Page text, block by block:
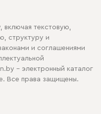
текстовую,
структуру и
и соглашениями
- электронный каталог
Все права защищены.